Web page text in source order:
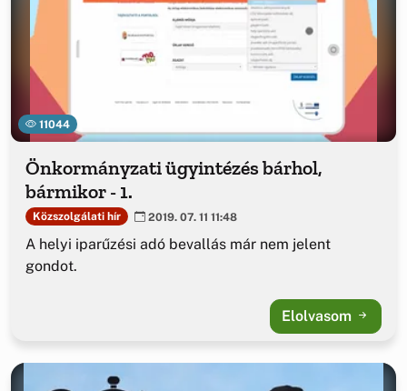
11044
Önkormányzati ügyintézés bárhol,
bármikor - 1.
Közszolgálati hír 2019. 07. 11 11:48
A helyi iparűzési adó bevallás már nem jelent
gondot.
Elolvasom